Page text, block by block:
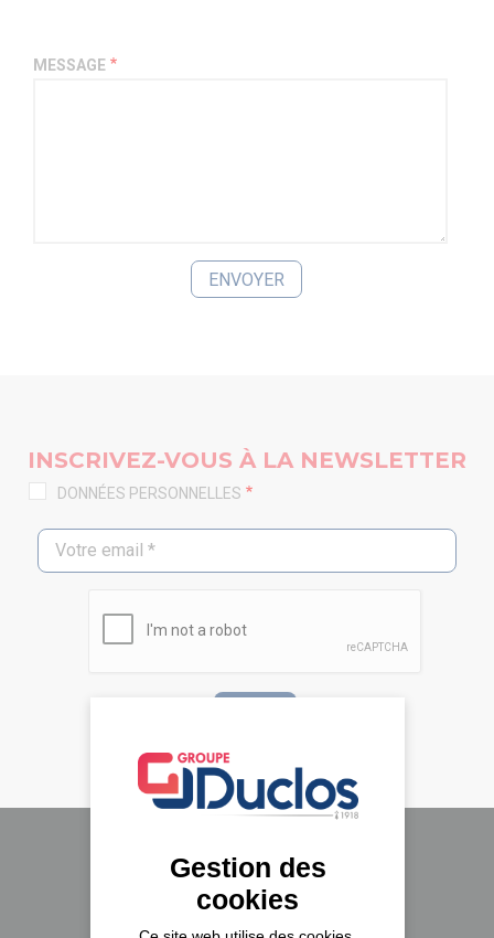
MESSAGE
INSCRIVEZ-VOUS À LA NEWSLETTER
DONNÉES PERSONNELLES
Le groupe Duclos
A propos
Gestion des
cookies